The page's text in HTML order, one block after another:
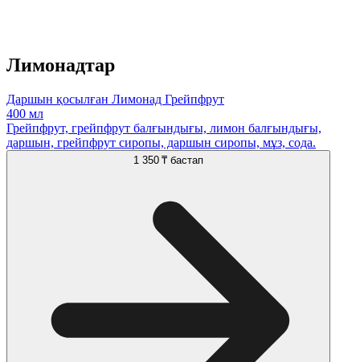
Лимонадтар
Даршын қосылған Лимонад Грейпфрут
400 мл
Грейпфрут, грейпфрут балғындығы, лимон балғындығы,
даршын, грейпфрут сиропы, даршын сиропы, мұз, сода.
1 350 ₸ бастап